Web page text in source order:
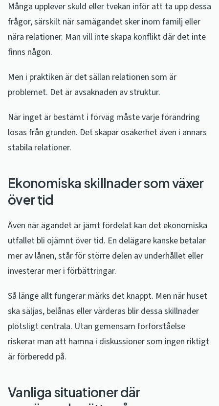
Många upplever skuld eller tvekan inför att ta upp dessa
frågor, särskilt när samägandet sker inom familj eller
nära relationer. Man vill inte skapa konflikt där det inte
finns någon.
Men i praktiken är det sällan relationen som är
problemet. Det är avsaknaden av struktur.
När inget är bestämt i förväg måste varje förändring
lösas från grunden. Det skapar osäkerhet även i annars
stabila relationer.
Ekonomiska skillnader som växer
över tid
Även när ägandet är jämt fördelat kan det ekonomiska
utfallet bli ojämnt över tid. En delägare kanske betalar
mer av lånen, står för större delen av underhållet eller
investerar mer i förbättringar.
Så länge allt fungerar märks det knappt. Men när huset
ska säljas, belånas eller värderas blir dessa skillnader
plötsligt centrala. Utan gemensam förförståelse
riskerar man att hamna i diskussioner som ingen riktigt
är förberedd på.
Vanliga situationer där